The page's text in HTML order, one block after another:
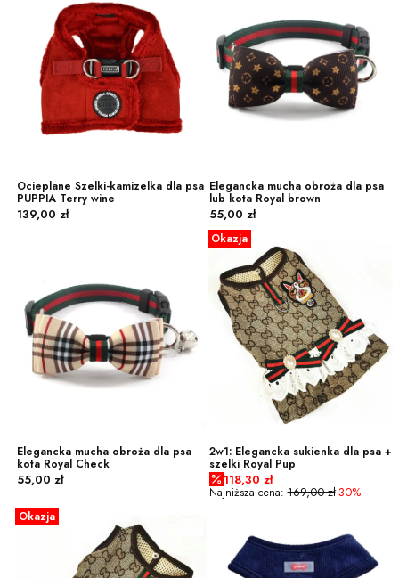
Ocieplane Szelki-kamizelka dla psa
PUPPIA Terry wine
Cena
139,00 zł
Elegancka mucha obroża dla psa
lub kota Royal brown
Cena
55,00 zł
Elegancka mucha obroża dla psa
kota Royal Check
Cena
55,00 zł
Okazja
2w1: Elegancka sukienka dla psa +
szelki Royal Pup
Cena promocyjna
118,30 zł
Najniższa cena: 169,00 zł-30%
Okazja